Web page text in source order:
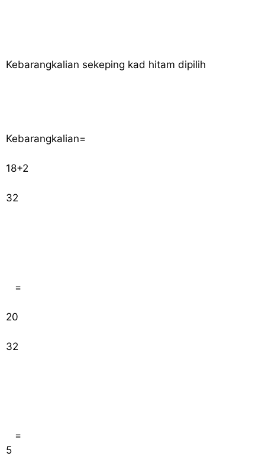
Kebarangkalian sekeping kad hitam dipilih
Kebarangkalian=
18+2
32
=
20
32
=
5